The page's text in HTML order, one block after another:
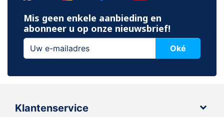
Mis geen enkele aanbieding en
abonneer u op onze nieuwsbrief!
Oké
Klantenservice